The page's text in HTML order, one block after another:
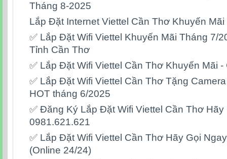
Tháng 8-2025
Lắp Đặt Internet Viettel Cần Thơ Khuyến
✅ Lắp Đặt Wifi Viettel Khuyến Mãi Tháng 7/
Tỉnh Cần Thơ
✅ Lắp Đặt Wifi Viettel Cần Thơ Khuyến Mãi
✅ Lắp Đặt Wifi Viettel Cần Thơ Tặng
HOT tháng 6/2025
✅ Đăng Ký Lắp Đặt Wifi Viettel Cần Thơ Hãy
0981.621.621
✅ Lắp Đặt Wifi Viettel Cần Thơ Hãy Gọi
(Online 24/24)